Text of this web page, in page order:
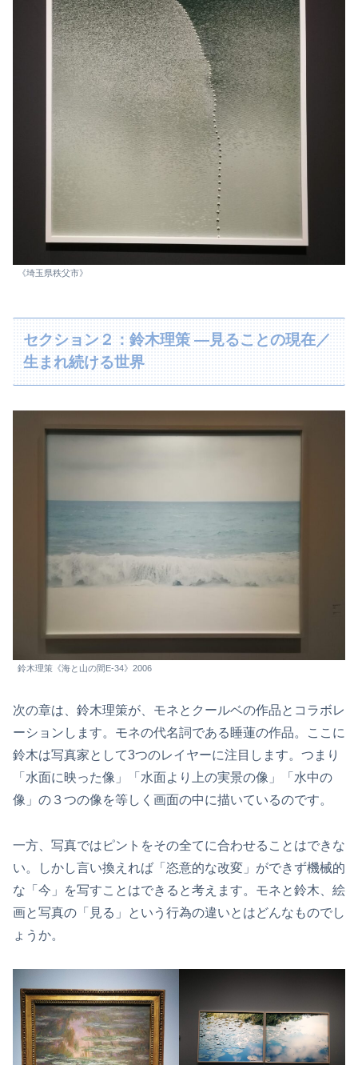
《埼玉県秩父市》
セクション２：鈴木理策 ―見ることの現在／
生まれ続ける世界
鈴木理策《海と山の間E-34》2006
次の章は、鈴木理策が、モネとクールベの作品とコラボレ
ーションします。モネの代名詞である睡蓮の作品。ここに
鈴木は写真家として3つのレイヤーに注目します。つまり
「水面に映った像」「水面より上の実景の像」「水中の
像」の３つの像を等しく画面の中に描いているのです。
一方、写真ではピントをその全てに合わせることはできな
い。しかし言い換えれば「恣意的な改変」ができず機械的
な「今」を写すことはできると考えます。モネと鈴木、絵
画と写真の「見る」という行為の違いとはどんなものでし
ょうか。